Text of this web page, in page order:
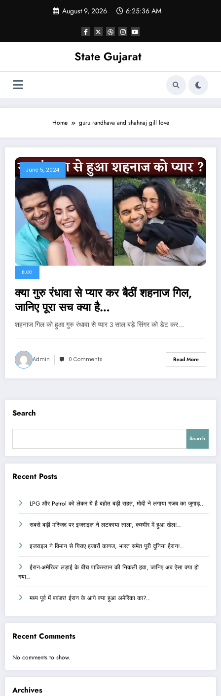
August 9, 2026 6:25:36 AM
State Gujarat
Home guru randhava and shahnaj gill love
June 5, 2024
BLOG
क्या गुरु रंधावा से प्यार कर बैठीं शहनाज गिल,
जानिए पूरा सच क्या है…
शहनाज गिल को हुआ गुरु रंधावा से प्यार 3 साल बड़े सिंगर को डेट कर…
Admin 0 Comments Read More
Search
Search
Recent Posts
LPG और Petrol को लेकर ये है बहोत बड़ी राहत, मोदी ने लगाया गजब का जुगाड़..
सबसे बड़ी मस्जिद पर इजराइल ने लटकाया ताला, कश्मीर में हुआ खेल!..
इजराइल ने विमान से गिराए हजारों कागज, भारत समेत पूरी दुनिया हैरान!..
ईरान-अमेरिका लड़ाई के बीच पाकिस्तान की निकली हवा, जानिए अब ऐसा क्या हो
गया..
मध्य पूर्व में बवंडर! ईरान के आगे क्या हुआ अमेरिका का?..
Recent Comments
No comments to show.
Archives